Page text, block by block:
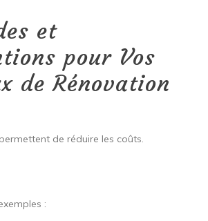
et
pour Vos
de Rénovation
de réduire les coûts.
: